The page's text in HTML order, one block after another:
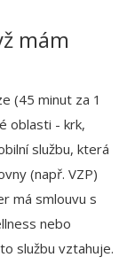
mám
(45 minut za 1
oblasti - krk,
službu, která
(např. VZP)
má smlouvu s
nebo
službu vztahuje.